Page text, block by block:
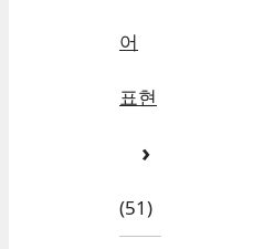
어
표현
(51)